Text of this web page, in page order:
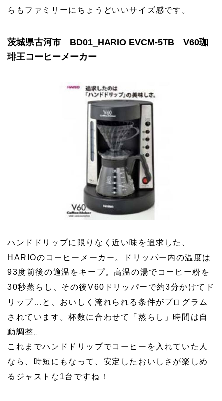
らもファミリーにちょうどいいサイズ感です。
茨城県古河市 BD01_HARIO EVCM-5TB V60珈
琲王コーヒーメーカー
ハンドドリップに限りなく近い味を追求した、
HARIOのコーヒーメーカー。ドリッパー内の温度は
93度前後の適温をキープ。高温の湯でコーヒー粉を
30秒蒸らし、その後V60ドリッパーで約3分かけてド
リップ…と、おいしく淹れられる条件がプログラム
されています。杯数に合わせて「蒸らし」時間は自
動調整。
これまでハンドドリップでコーヒーを入れていた人
なら、時短にもなって、安定したおいしさが楽しめ
るジャストな1台ですね！